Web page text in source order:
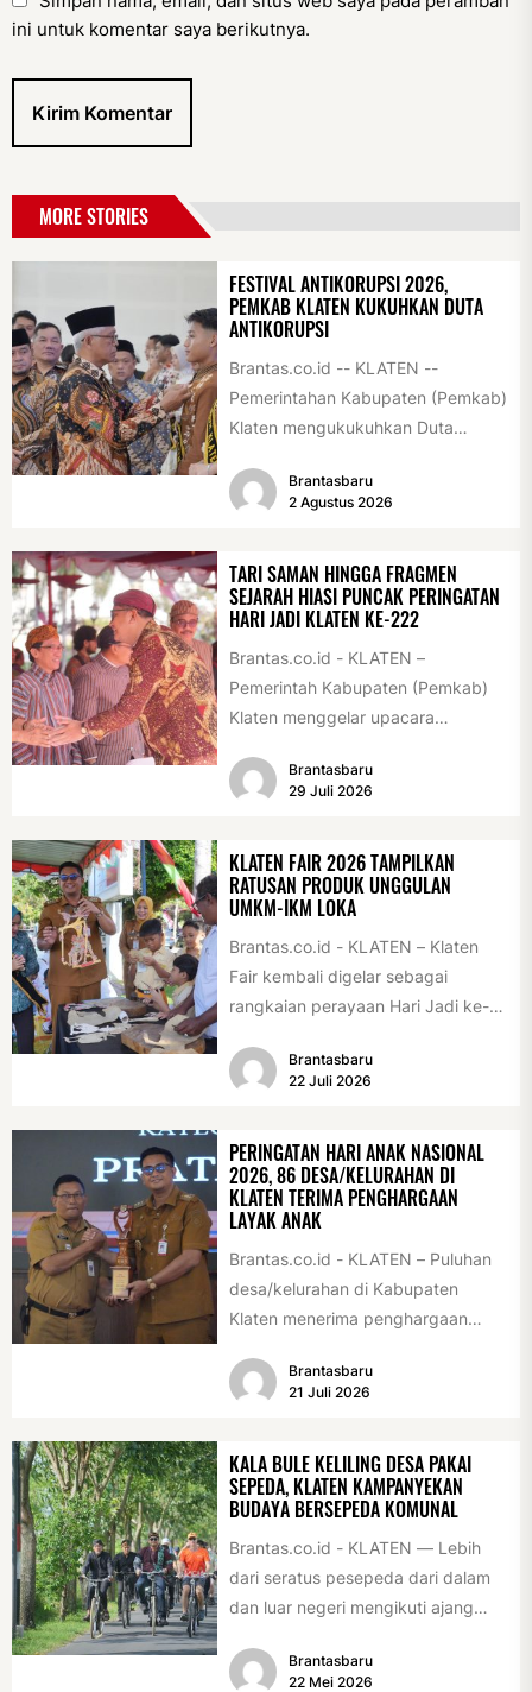
ini untuk komentar saya berikutnya.
MORE STORIES
FESTIVAL ANTIKORUPSI 2026,
PEMKAB KLATEN KUKUHKAN DUTA
ANTIKORUPSI
Brantas.co.id -- KLATEN --
Pemerintahan Kabupaten (Pemkab)
Klaten mengukukuhkan Duta
pelajar dan pemuda. Pengukuhan
tersebut digelar...
Brantasbaru
2 Agustus 2026
TARI SAMAN HINGGA FRAGMEN
SEJARAH HIASI PUNCAK PERINGATAN
HARI JADI KLATEN KE-222
Brantas.co.id - KLATEN –
Pemerintah Kabupaten (Pemkab)
Klaten menggelar upacara
di Alun-alun Klaten, Selasa
Brantasbaru
29 Juli 2026
KLATEN FAIR 2026 TAMPILKAN
RATUSAN PRODUK UNGGULAN
UMKM-IKM LOKA
Brantas.co.id - KLATEN – Klaten
Fair kembali digelar sebagai
rangkaian perayaan Hari Jadi ke-
Acara ini digelar...
Brantasbaru
22 Juli 2026
PERINGATAN HARI ANAK NASIONAL
2026, 86 DESA/KELURAHAN DI
KLATEN TERIMA PENGHARGAAN
LAYAK ANAK
Brantas.co.id - KLATEN – Puluhan
desa/kelurahan di Kabupaten
Klaten menerima penghargaan
2026. Penghargaan tersebut
Brantasbaru
21 Juli 2026
KALA BULE KELILING DESA PAKAI
SEPEDA, KLATEN KAMPANYEKAN
BUDAYA BERSEPEDA KOMUNAL
Brantas.co.id - KLATEN — Lebih
dari seratus pesepeda dari dalam
dan luar negeri mengikuti ajang
Association Rally...
Brantasbaru
22 Mei 2026